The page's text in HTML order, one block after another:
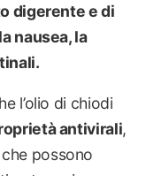
digerente e di
nausea, la
l’olio di chiodi
antivirali,
che possono